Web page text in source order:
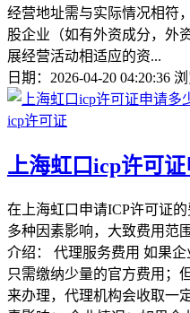
经营地址需与实际情况相符
股企业（如有外资成分，外
展经营活动相适应的资...
日期：2026-04-20 04:20:36
icp许可证
上海虹口icp许可
在上海虹口申请ICP许可证
多种因素影响，大致费用范
介绍： 代理服务费用 如果
只需缴纳少量的官方费用；
来办理，代理机构会收取一